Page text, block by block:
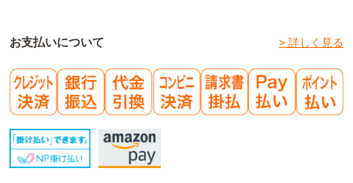
お支払いについて > 詳しく見る